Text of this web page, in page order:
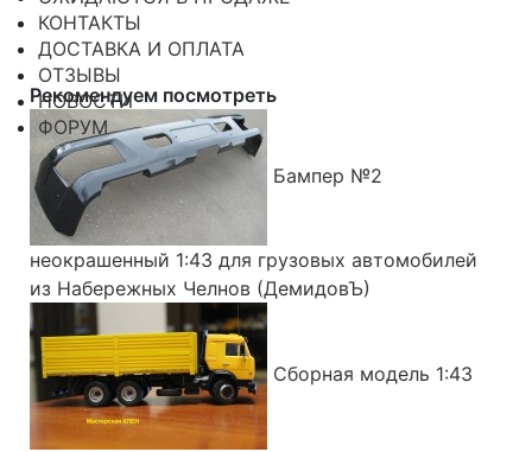
КОНТАКТЫ
ДОСТАВКА И ОПЛАТА
ОТЗЫВЫ
НОВОСТИ
ФОРУМ
Рекомендуем посмотреть
Бампер №2
неокрашенный 1:43 для грузовых автомобилей
из Набережных Челнов (ДемидовЪ)
Сборная модель 1:43